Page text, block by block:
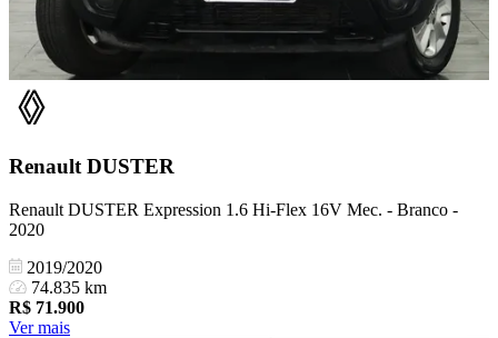
RenaultDUSTER
Renault DUSTER Expression 1.6 Hi-Flex 16V Mec. - Branco -
2020
2019/2020
74.835 km
R$ 71.900
Ver mais